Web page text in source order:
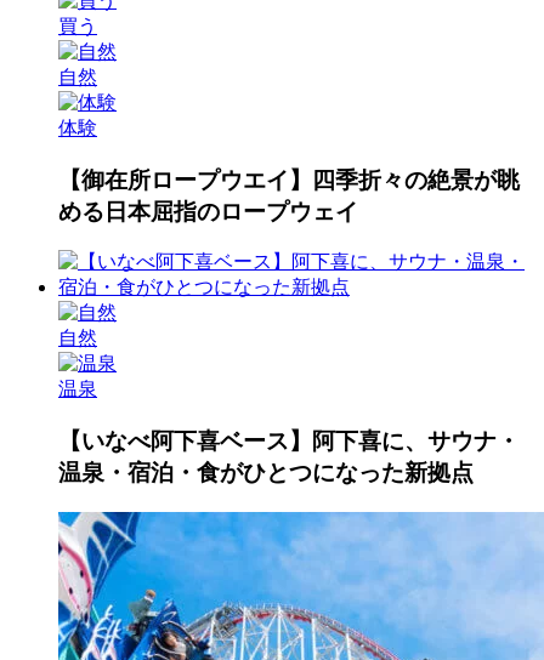
買う
自然
体験
【御在所ロープウエイ】四季折々の絶景が眺
める日本屈指のロープウェイ
自然
温泉
【いなべ阿下喜ベース】阿下喜に、サウナ・
温泉・宿泊・食がひとつになった新拠点